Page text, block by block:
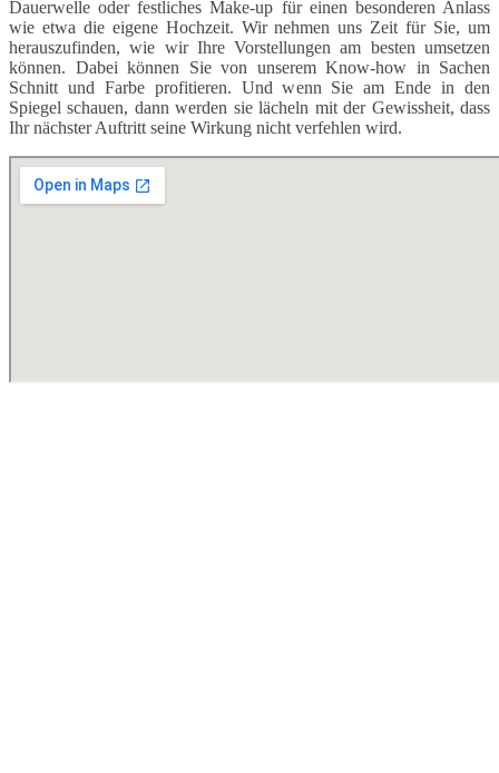
Dauerwelle oder festliches Make-up für einen besonderen Anlass
wie etwa die eigene Hochzeit. Wir nehmen uns Zeit für Sie, um
herauszufinden, wie wir Ihre Vorstellungen am besten umsetzen
können. Dabei können Sie von unserem Know-how in Sachen
Schnitt und Farbe profitieren. Und wenn Sie am Ende in den
Spiegel schauen, dann werden sie lächeln mit der Gewissheit, dass
Ihr nächster Auftritt seine Wirkung nicht verfehlen wird.